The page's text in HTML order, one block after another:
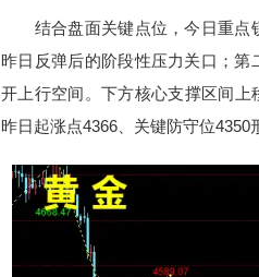
结合盘面关键点位，今日重点
昨日反弹后的阶段性压力关口；
开上行空间。下方核心支撑区间上
昨日起涨点4366、关键防守位4350